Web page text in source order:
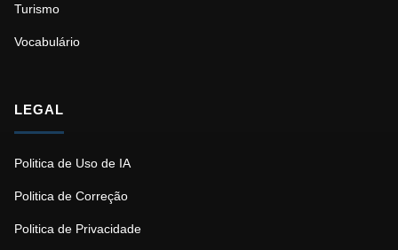
Turismo
Vocabulário
LEGAL
Politica de Uso de IA
Politica de Correção
Politica de Privacidade